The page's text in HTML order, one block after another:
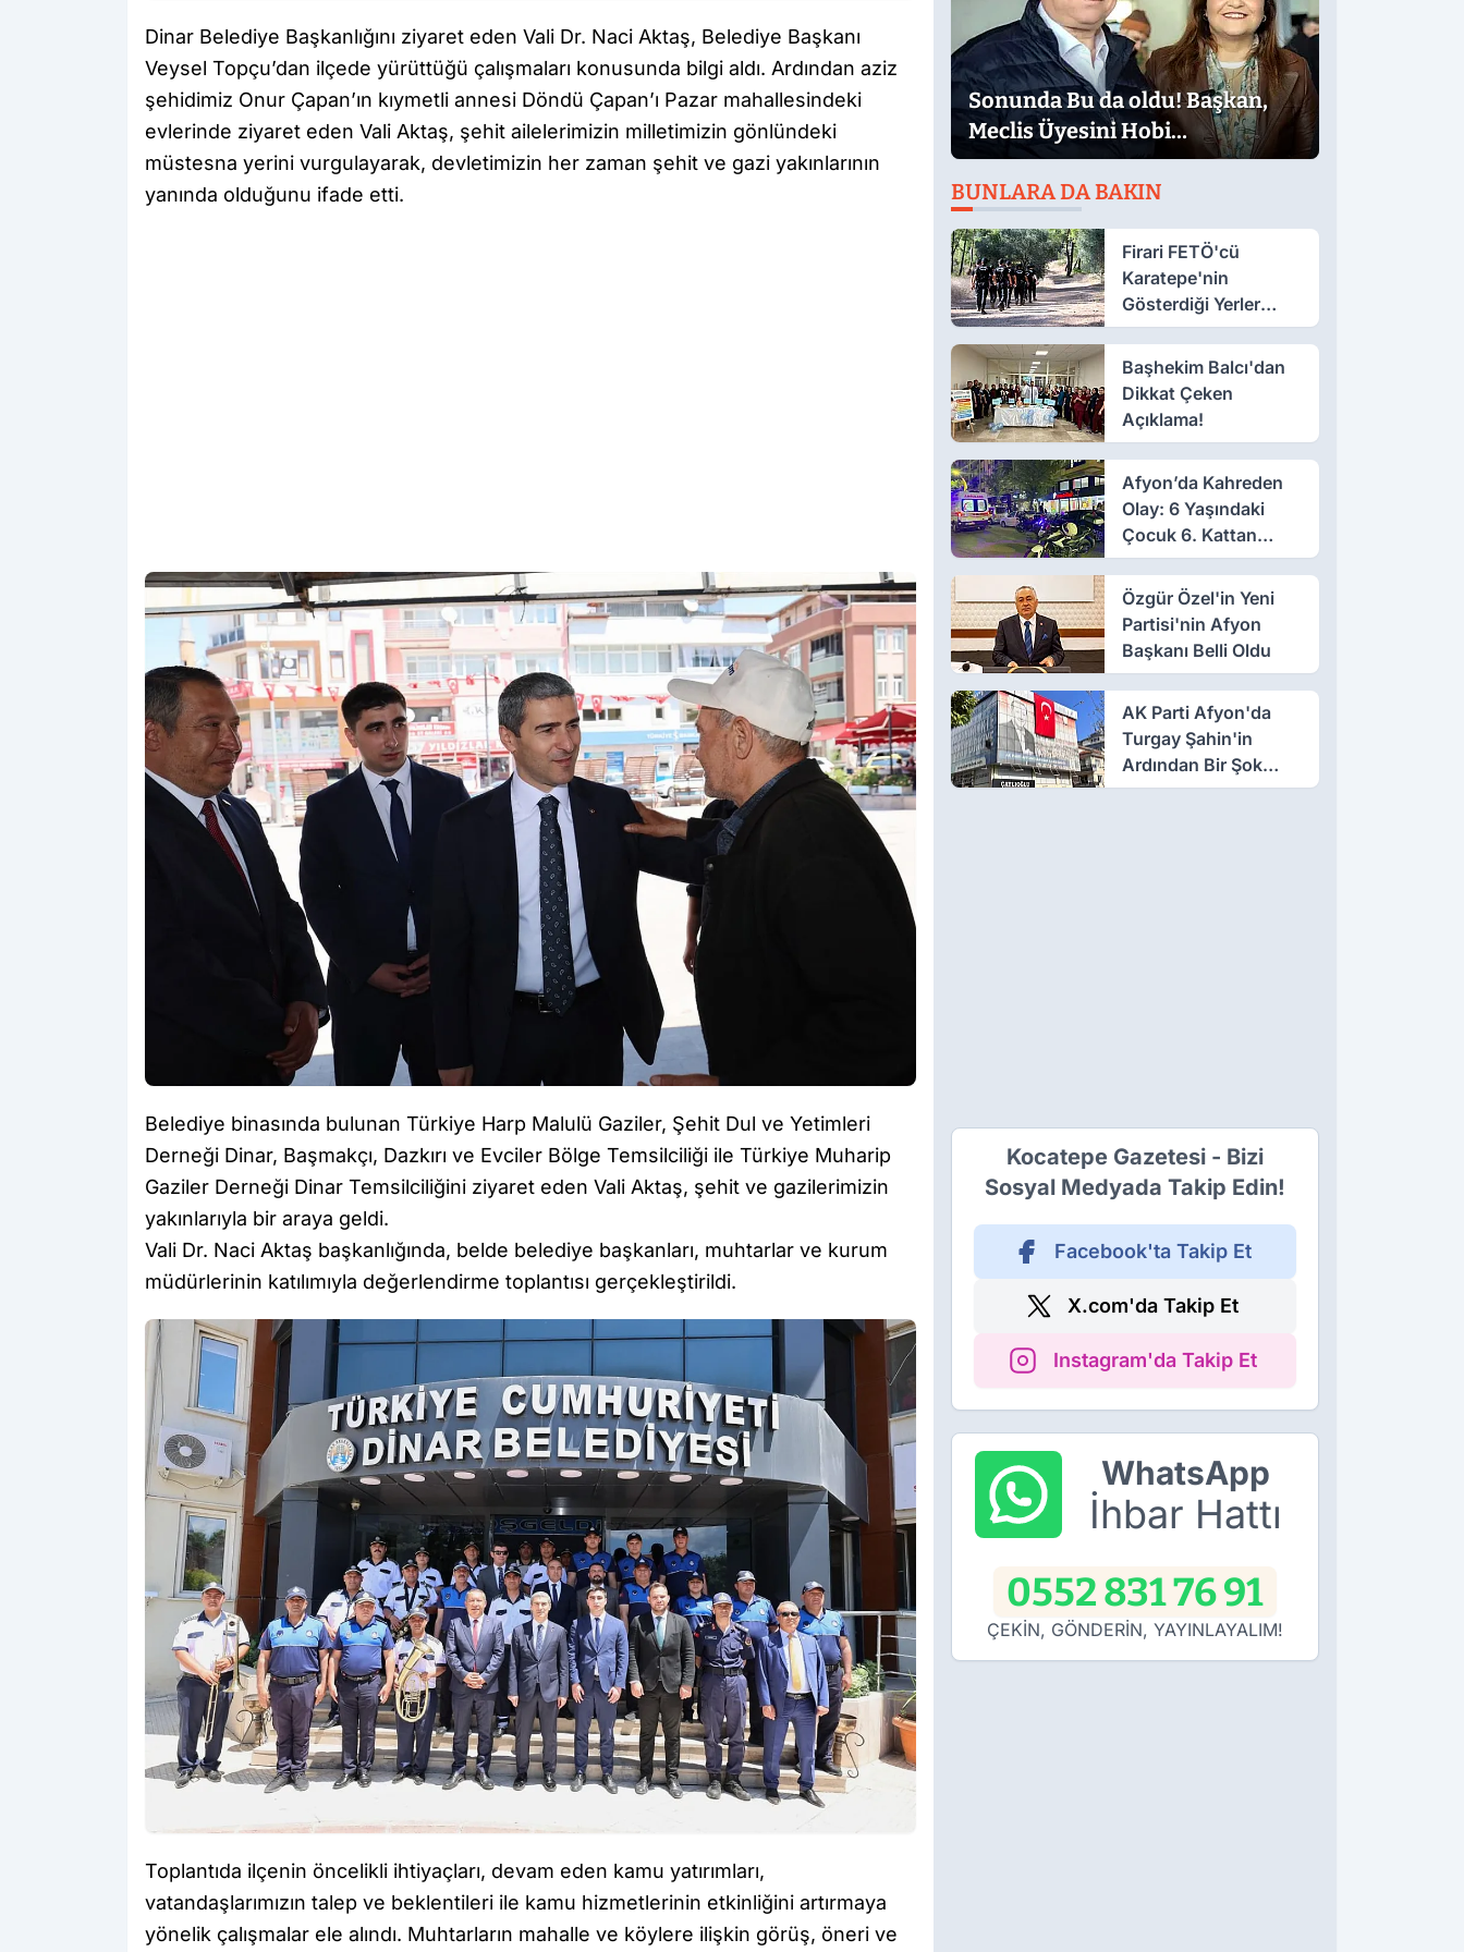
Dinar Belediye Başkanlığını ziyaret eden Vali Dr. Naci Aktaş, Belediye Başkanı
Veysel Topçu’dan ilçede yürüttüğü çalışmaları konusunda bilgi aldı. Ardından aziz
şehidimiz Onur Çapan’ın kıymetli annesi Döndü Çapan’ı Pazar mahallesindeki
evlerinde ziyaret eden Vali Aktaş, şehit ailelerimizin milletimizin gönlündeki
müstesna yerini vurgulayarak, devletimizin her zaman şehit ve gazi yakınlarının
yanında olduğunu ifade etti.
Belediye binasında bulunan Türkiye Harp Malulü Gaziler, Şehit Dul ve Yetimleri
Derneği Dinar, Başmakçı, Dazkırı ve Evciler Bölge Temsilciliği ile Türkiye Muharip
Gaziler Derneği Dinar Temsilciliğini ziyaret eden Vali Aktaş, şehit ve gazilerimizin
yakınlarıyla bir araya geldi.
Vali Dr. Naci Aktaş başkanlığında, belde belediye başkanları, muhtarlar ve kurum
müdürlerinin katılımıyla değerlendirme toplantısı gerçekleştirildi.
Toplantıda ilçenin öncelikli ihtiyaçları, devam eden kamu yatırımları,
vatandaşlarımızın talep ve beklentileri ile kamu hizmetlerinin etkinliğini artırmaya
yönelik çalışmalar ele alındı. Muhtarların mahalle ve köylere ilişkin görüş, öneri ve
Sonunda Bu da oldu! Başkan,
Meclis Üyesini Hobi
Bahçesinden Attırdı
BUNLARA DA BAKIN
Firari FETÖ'cü
Karatepe'nin
Gösterdiği Yerler
Didik Didik Aranıyor
Başhekim Balcı'dan
Dikkat Çeken
Açıklama!
Afyon’da Kahreden
Olay: 6 Yaşındaki
Çocuk 6. Kattan
Düştü
Özgür Özel'in Yeni
Partisi'nin Afyon
Başkanı Belli Oldu
AK Parti Afyon'da
Turgay Şahin'in
Ardından Bir Şok
Daha!
Kocatepe Gazetesi - Bizi
Sosyal Medyada Takip Edin!
Facebook'ta Takip Et
X.com'da Takip Et
Instagram'da Takip Et
WhatsApp
İhbar Hattı
0552 831 76 91
ÇEKİN, GÖNDERİN, YAYINLAYALIM!